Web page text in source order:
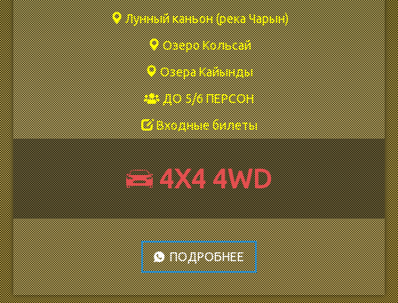
Лунный каньон (река Чарын)
Озеро Кольсай
Озера Кайынды
ДО 5/6 ПЕРСОН
Входные билеты
4Х4 4WD
ПОДРОБНЕЕ